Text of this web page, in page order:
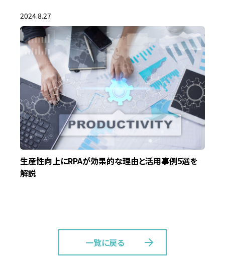
2024.8.27
生産性向上にRPAが効果的な理由と活用事例5選を
解説
一覧に戻る